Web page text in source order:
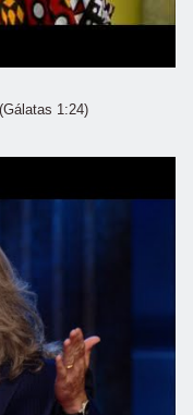
1:24)